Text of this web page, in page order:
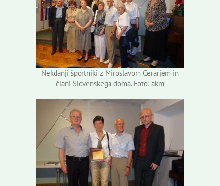
Nekdanji športniki z Miroslavom Cerarjem in
člani Slovenskega doma. Foto: akm